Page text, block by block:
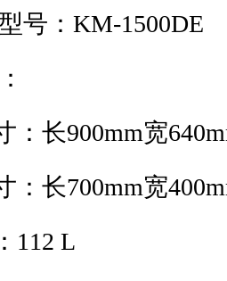
号：KM-1500DE
：长900mm宽
：长700mm宽
112 L